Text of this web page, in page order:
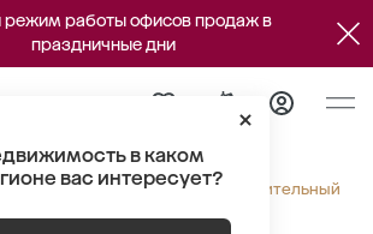
работы офисов продаж в
праздничные дни
в каком
вас интересует?
объектов компании «Строительный